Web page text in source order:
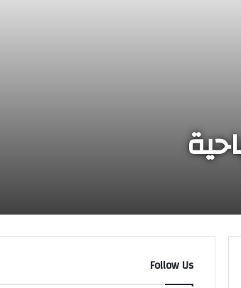
Follow Us